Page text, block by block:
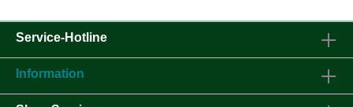
Service-Hotline
Information